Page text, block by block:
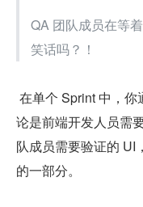
QA 团队成员在等
笑话吗？！
在单个 Sprint 中，
论是前端开发人员需
队成员需要验证的 UI
的一部分。